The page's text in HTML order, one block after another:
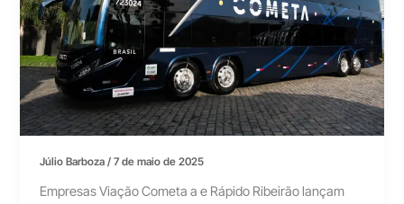
Júlio Barboza/7 de maio de 2025
Empresas Viação Cometa a e Rápido Ribeirão lançam